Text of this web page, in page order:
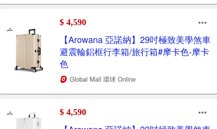
$ 4,590
【Arowana 亞諾納】29吋極致美學煞車
避震輪鋁框行李箱/旅行箱#摩卡色-摩卡
色
Global Mall 環球 Online
$ 4,590